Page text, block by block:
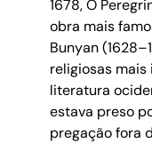
1678, O
obra mais
Bunyan
religiosas
literatura
estava preso
pregação fora